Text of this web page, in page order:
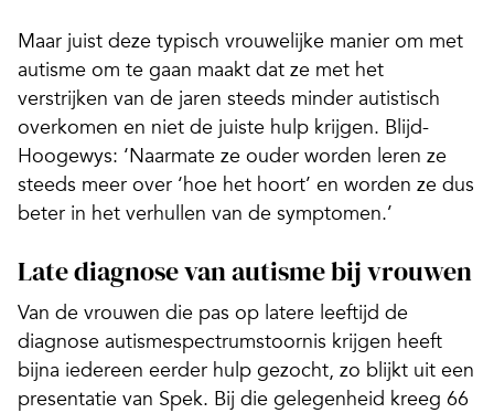
Maar juist deze typisch vrouwelijke manier om met
autisme om te gaan maakt dat ze met het
verstrijken van de jaren steeds minder autistisch
overkomen en niet de juiste hulp krijgen. Blijd-
Hoogewys: ‘Naarmate ze ouder worden leren ze
steeds meer over ‘hoe het hoort’ en worden ze dus
beter in het verhullen van de symptomen.’
Late diagnose van autisme bij vrouwen
Van de vrouwen die pas op latere leeftijd de
diagnose autismespectrumstoornis krijgen heeft
bijna iedereen eerder hulp gezocht, zo blijkt uit een
presentatie van Spek. Bij die gelegenheid kreeg 66